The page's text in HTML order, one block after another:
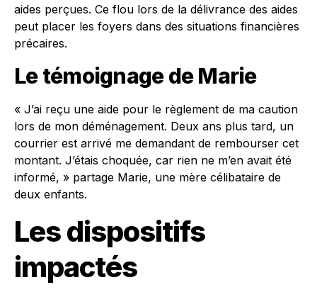
aides perçues. Ce flou lors de la délivrance des aides
peut placer les foyers dans des situations financières
précaires.
Le témoignage de Marie
« J’ai reçu une aide pour le règlement de ma caution
lors de mon déménagement. Deux ans plus tard, un
courrier est arrivé me demandant de rembourser cet
montant. J’étais choquée, car rien ne m’en avait été
informé, » partage Marie, une mère célibataire de
deux enfants.
Les dispositifs
impactés